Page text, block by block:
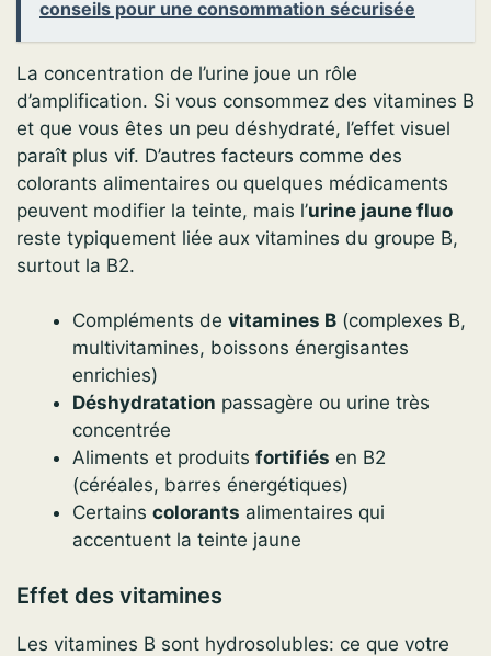
conseils pour une consommation sécurisée
La concentration de l’urine joue un rôle
d’amplification. Si vous consommez des vitamines B
et que vous êtes un peu déshydraté, l’effet visuel
paraît plus vif. D’autres facteurs comme des
colorants alimentaires ou quelques médicaments
peuvent modifier la teinte, mais l’urine jaune fluo
reste typiquement liée aux vitamines du groupe B,
surtout la B2.
Compléments de vitamines B (complexes B,
multivitamines, boissons énergisantes
enrichies)
Déshydratation passagère ou urine très
concentrée
Aliments et produits fortifiés en B2
(céréales, barres énergétiques)
Certains colorants alimentaires qui
accentuent la teinte jaune
Effet des vitamines
Les vitamines B sont hydrosolubles: ce que votre